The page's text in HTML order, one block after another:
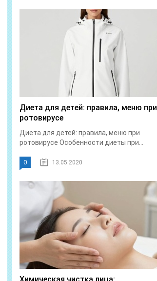
Диета для детей: правила, меню при
ротовирусе
Диета для детей: правила, меню при
ротовирусе Особенности диеты при...
0 13.05.2020